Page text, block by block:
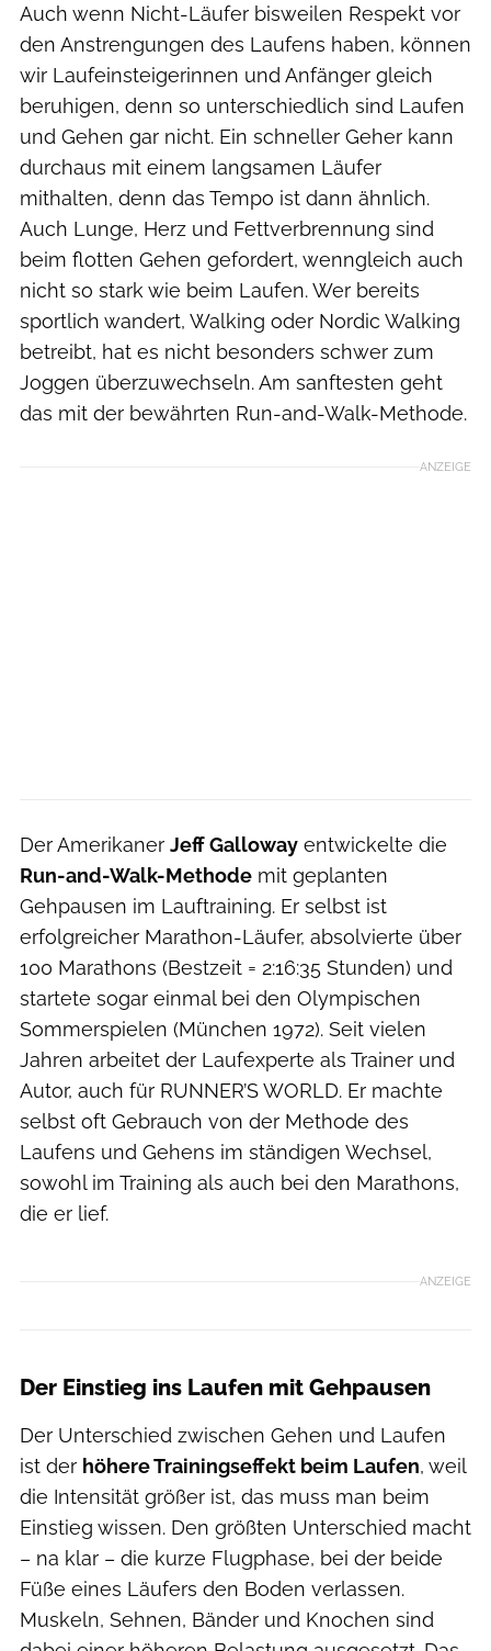
Auch wenn Nicht-Läufer bisweilen Respekt vor
den Anstrengungen des Laufens haben, können
wir Laufeinsteigerinnen und Anfänger gleich
beruhigen, denn so unterschiedlich sind Laufen
und Gehen gar nicht. Ein schneller Geher kann
durchaus mit einem langsamen Läufer
mithalten, denn das Tempo ist dann ähnlich.
Auch Lunge, Herz und Fettverbrennung sind
beim flotten Gehen gefordert, wenngleich auch
nicht so stark wie beim Laufen. Wer bereits
sportlich wandert, Walking oder Nordic Walking
betreibt, hat es nicht besonders schwer zum
Joggen überzuwechseln. Am sanftesten geht
das mit der bewährten Run-and-Walk-Methode.
ANZEIGE
Der Amerikaner Jeff Galloway entwickelte die
Run-and-Walk-Methode mit geplanten
Gehpausen im Lauftraining. Er selbst ist
erfolgreicher Marathon-Läufer, absolvierte über
100 Marathons (Bestzeit = 2:16:35 Stunden) und
startete sogar einmal bei den Olympischen
Sommerspielen (München 1972). Seit vielen
Jahren arbeitet der Laufexperte als Trainer und
Autor, auch für RUNNER’S WORLD. Er machte
selbst oft Gebrauch von der Methode des
Laufens und Gehens im ständigen Wechsel,
sowohl im Training als auch bei den Marathons,
die er lief.
ANZEIGE
Der Einstieg ins Laufen mit Gehpausen
Der Unterschied zwischen Gehen und Laufen
ist der höhere Trainingseffekt beim Laufen, weil
die Intensität größer ist, das muss man beim
Einstieg wissen. Den größten Unterschied macht
– na klar – die kurze Flugphase, bei der beide
Füße eines Läufers den Boden verlassen.
Muskeln, Sehnen, Bänder und Knochen sind